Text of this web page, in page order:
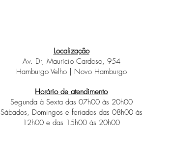
Localização
Av. Dr, Maurício Cardoso, 954
Hamburgo Velho | Novo Hamburgo
Horário de atendimento
Segunda à Sexta das 07h00 às 20h00
Sábados, Domingos e feriados das 08h00 ás
12h00 e das 15h00 às 20h00